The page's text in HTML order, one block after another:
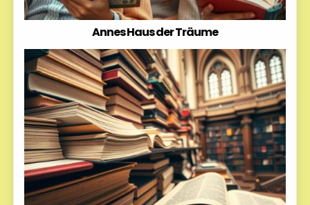
Annes Haus der Träume